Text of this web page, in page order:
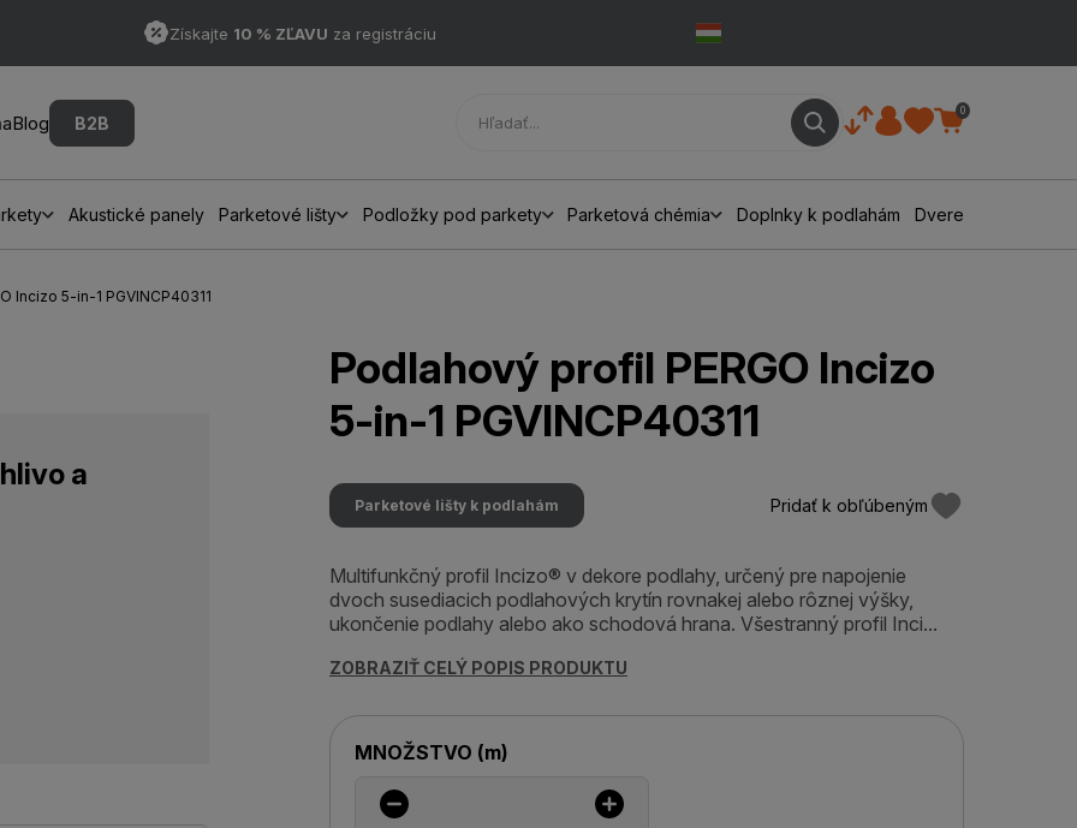
Získajte 10 % ZĽAVU za registráciu
Blog B2B
0
Akustické panely Parketové lišty Podložky pod parkety Parketová chémia Doplnky k podlahám Dvere
Incizo 5-in-1 PGVINCP40311
a
Podlahový profil PERGO Incizo
5-in-1 PGVINCP40311
Parketové lišty k podlahám Pridať k obľúbeným
Multifunkčný profil Incizo® v dekore podlahy, určený pre napojenie
dvoch susediacich podlahových krytín rovnakej alebo rôznej výšky,
ukončenie podlahy alebo ako schodová hrana. Všestranný profil Inci...
ZOBRAZIŤ CELÝ POPIS PRODUKTU
MNOŽSTVO (m)